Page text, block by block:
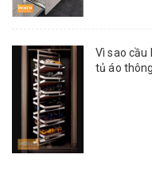
Vì sao cầu
tủ áo